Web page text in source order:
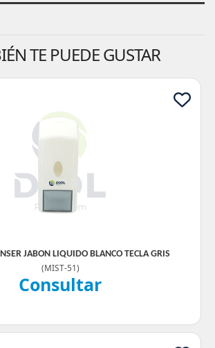
TE PUEDE GUSTAR
JABON LIQUIDO BLANCO TECLA GRIS
(MIST-51)
Consultar